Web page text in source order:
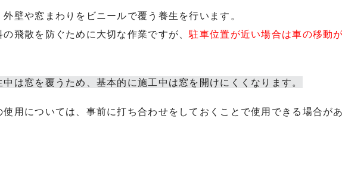
壁や窓まわりをビニールで覆う養生を行います。
の飛散を防ぐために大切な作業ですが、駐車位置が近い場合は車の移動
中は窓を覆うため、基本的に施工中は窓を開けにくくなります。
使用については、事前に打ち合わせをしておくことで使用できる場合があ